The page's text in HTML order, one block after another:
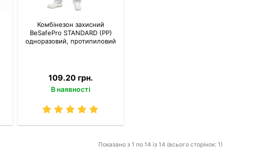
Комбінезон захисний
BeSafePro STANDARD (PP)
одноразовий, протипиловий
109.20 грн.
В наявності
Показано з 1 по 14 із 14 (всього сторінок: 1)